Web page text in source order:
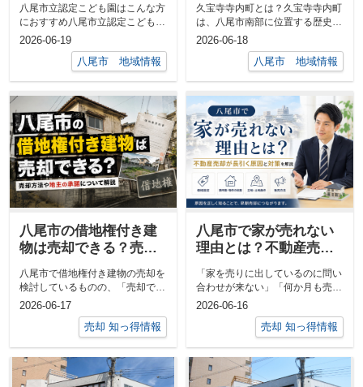
徴や保護者負担を解説
八尾市立認定こども園はこんな方
におすすめ八尾市立認定こども園
は、・子どもにのびのび過ごして
ほしい・保...
2026-06-19
八尾市 地域情報
をご紹介
久宝寺寺内町とは？久宝寺寺内町
は、八尾市南部に位置する歴史的
な町並み保存地区です。江戸時代
の面影を残...
2026-06-18
八尾市 地域情報
八尾市の借地権付き建
物は売却できる？売却
いて解説
八尾市で借地権付き建物の売却を
検討しているものの、「売却でき
るのか」「地主の承諾は必要なの
2026-06-17
売却 知っ得情報
八尾市で家が売れない
理由とは？不動産売却
解説
「家を売りに出しているのに問い
合わせが来ない」「何か月も売れ
残っている」このようなお悩みを
2026-06-16
売却 知っ得情報